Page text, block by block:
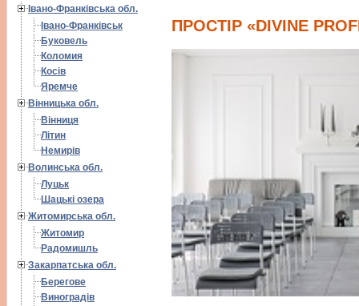
Івано-Франківська обл.
Івано-Франківськ
Буковель
Коломия
Косів
Яремче
Вінницька обл.
Вінниця
Літин
Немирів
Волинська обл.
Луцьк
Шацькі озера
Житомирська обл.
Житомир
Радомишль
Закарпатська обл.
Берегове
Виноградів
ПРОСТІР «DIVINE